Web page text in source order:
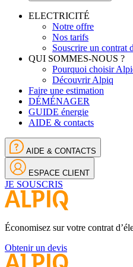
ELECTRICITÉ
Notre offre
Nos tarifs
Souscrire un contrat
QUI SOMMES-NOUS ?
Pourquoi choisir
Découvrir Alpiq
Faire une estimation
DÉMÉNAGER
GUIDE énergie
AIDE & contacts
AIDE & CONTACTS
ESPACE CLIENT
JE SOUSCRIS
Économisez sur votre contrat
Obtenir un devis